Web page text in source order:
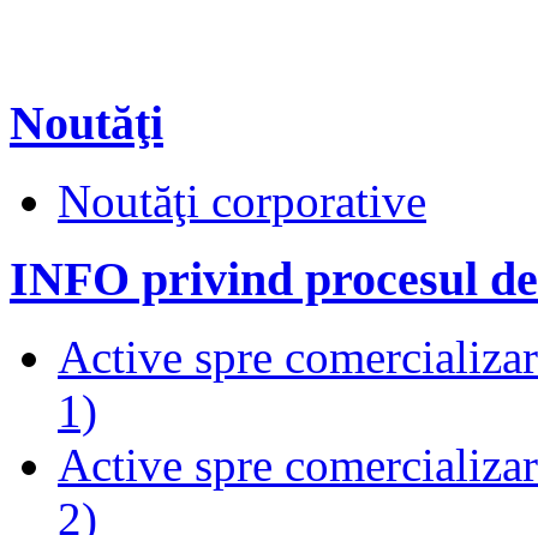
Noutăţi
Noutăţi corporative
INFO privind procesul
Active spre
1)
Active spre
2)